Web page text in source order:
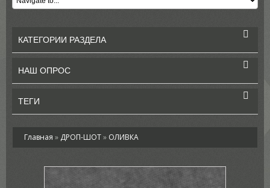
КАТЕГОРИИ РАЗДЕЛА
НАШ ОПРОС
ТЕГИ
Главная » ДРОП-ШОТ » ОЛИВКА